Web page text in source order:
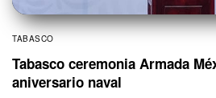
TABASCO
Tabasco ceremonia Armada
aniversario naval